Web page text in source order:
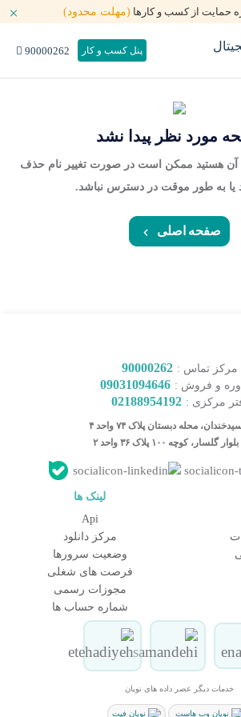
حمایت از کسب و کارها (مهلت محدود)
پنل کسب و کار 90000262
مشاوره و فروش
در پیامرسان بله کلیک کنید
با کارشناس فروش
021-
مورد نظر پیدا نشد
آن هستید ممکن است در صورت تغییر نام حذف
یا به طور موقت در دسترس نباشد.
صفحه اصلی
مرکز تماس : 90000262
و فروش : 09031094646
مرکزی : 02188954192
محله دبستان پلاک ۷۴ واحد ۴
کوچه ۱۰۰ پلاک ۳۶ واحد ۲
لینک ها
Api
مرکز دانلود
وضعیت سرورها
فرصت های شغلی
مجوزات رسمی
شماره حساب ها
خدمات دیگر عصر داده های نویان
نویان وب هاست نویان فیت